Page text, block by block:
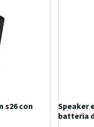
s26 con
Speaker
batteria